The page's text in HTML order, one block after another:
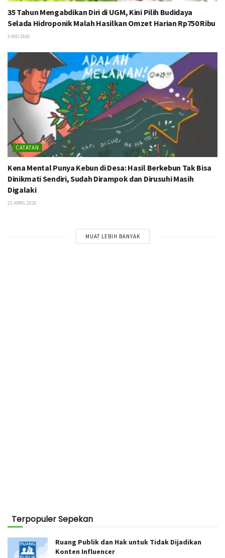
35 Tahun Mengabdikan Diri di UGM, Kini Pilih Budidaya
Selada Hidroponik Malah Hasilkan Omzet Harian Rp750 Ribu
3 MEI 2026
CATATAN
Kena Mental Punya Kebun di Desa: Hasil Berkebun Tak Bisa
Dinikmati Sendiri, Sudah Dirampok dan Dirusuhi Masih
Digalaki
23 APRIL 2026
MUAT LEBIH BANYAK
Terpopuler Sepekan
Ruang Publik dan Hak untuk Tidak Dijadikan
Konten Influencer